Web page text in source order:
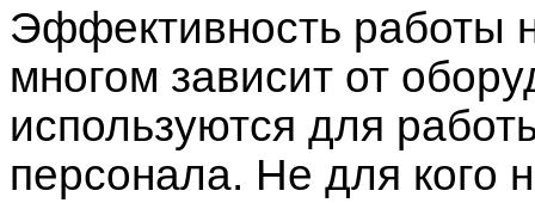
Эффективность работы
многом зависит от
используются для
персонала. Не для кого